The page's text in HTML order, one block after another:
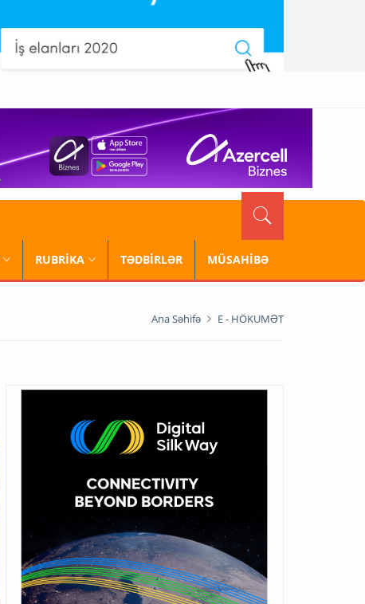
RUBRİKA TƏDBİRLƏR MÜSAHİBƏ
Ana Səhifə E - HÖKUMƏT